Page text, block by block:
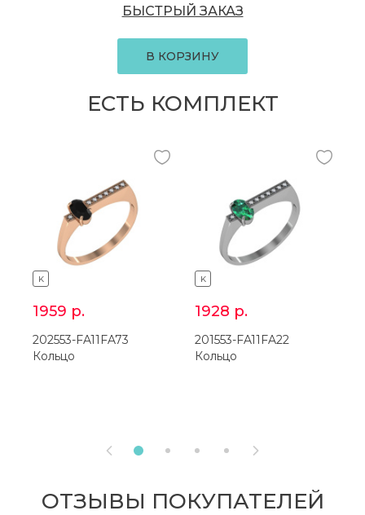
БЫСТРЫЙ ЗАКАЗ
В КОРЗИНУ
ЕСТЬ КОМПЛЕКТ
K
1959 р.
202553-FA11FA73
Кольцо
K
1928 р.
201553-FA11FA22
Кольцо
 
ОТЗЫВЫ ПОКУПАТЕЛЕЙ